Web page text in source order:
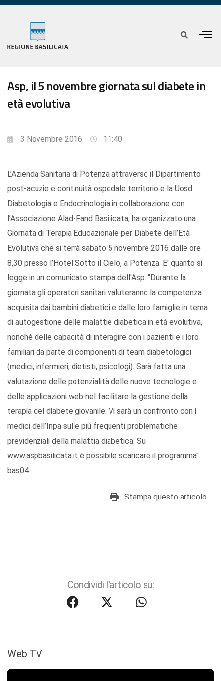
Asp, il 5 novembre giornata sul diabete in
età evolutiva
3 Novembre 2016 11:40
L’Azienda Sanitaria di Potenza attraverso il Dipartimento
post-acuzie e continuità ospedale territorio e la Uosd
Diabetologia e Endocrinologia in collaborazione con
l’Associazione Alad-Fand Basilicata, ha organizzato una
Giornata di Terapia Educazionale per Diabete dell’Età
Evolutiva che si terrà sabato 5 novembre 2016 dalle ore
8,30 presso l’Hotel Sotto il Cielo, a Potenza. E' quanto si
legge in un comunicato stampa dell'Asp. "Durante la
giornata gli operatori sanitari valuteranno la competenza
acquisita dai bambini diabetici e dalle loro famiglie in tema
di autogestione delle malattie diabetica in età evolutiva,
nonché delle capacità di interagire con i pazienti e i loro
familiari da parte di componenti di team diabetologici
(medici, infermieri, dietisti, psicologi). Sarà fatta una
valutazione delle potenzialità delle nuove tecnologie e
delle applicazioni web nel facilitare la gestione della
terapia del diabete giovanile. Vi sarà un confronto con i
medici dell’Inpa sulle più frequenti problematiche
previdenziali della malattia diabetica. Su
www.aspbasilicata.it è possibile scaricare il programma".
bas04
Stampa questo articolo
Condividi l'articolo su:
Web TV